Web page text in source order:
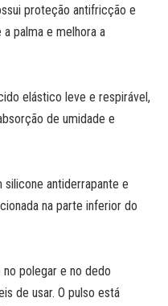
proteção antifricção e
palma e melhora a
elástico leve e respirável,
de umidade e
antiderrapante e
na parte inferior do
polegar e no dedo
de usar. O pulso está